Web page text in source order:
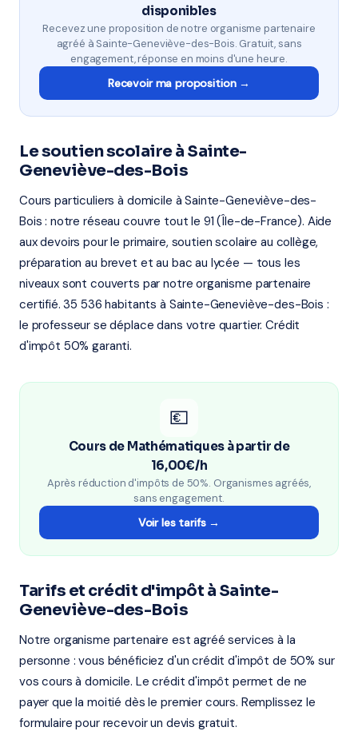
disponibles
Recevez une proposition de notre organisme partenaire
agréé à Sainte-Geneviève-des-Bois. Gratuit, sans
engagement, réponse en moins d'une heure.
Recevoir ma proposition →
Le soutien scolaire à Sainte-
Geneviève-des-Bois
Cours particuliers à domicile à Sainte-Geneviève-des-
Bois : notre réseau couvre tout le 91 (Île-de-France). Aide
aux devoirs pour le primaire, soutien scolaire au collège,
préparation au brevet et au bac au lycée — tous les
niveaux sont couverts par notre organisme partenaire
certifié. 35 536 habitants à Sainte-Geneviève-des-Bois :
le professeur se déplace dans votre quartier. Crédit
d'impôt 50% garanti.
💶
Cours de Mathématiques à partir de
16,00€/h
Après réduction d'impôts de 50%. Organismes agréés,
sans engagement.
Voir les tarifs →
Tarifs et crédit d'impôt à Sainte-
Geneviève-des-Bois
Notre organisme partenaire est agréé services à la
personne : vous bénéficiez d'un crédit d'impôt de 50% sur
vos cours à domicile. Le crédit d'impôt permet de ne
payer que la moitié dès le premier cours. Remplissez le
formulaire pour recevoir un devis gratuit.